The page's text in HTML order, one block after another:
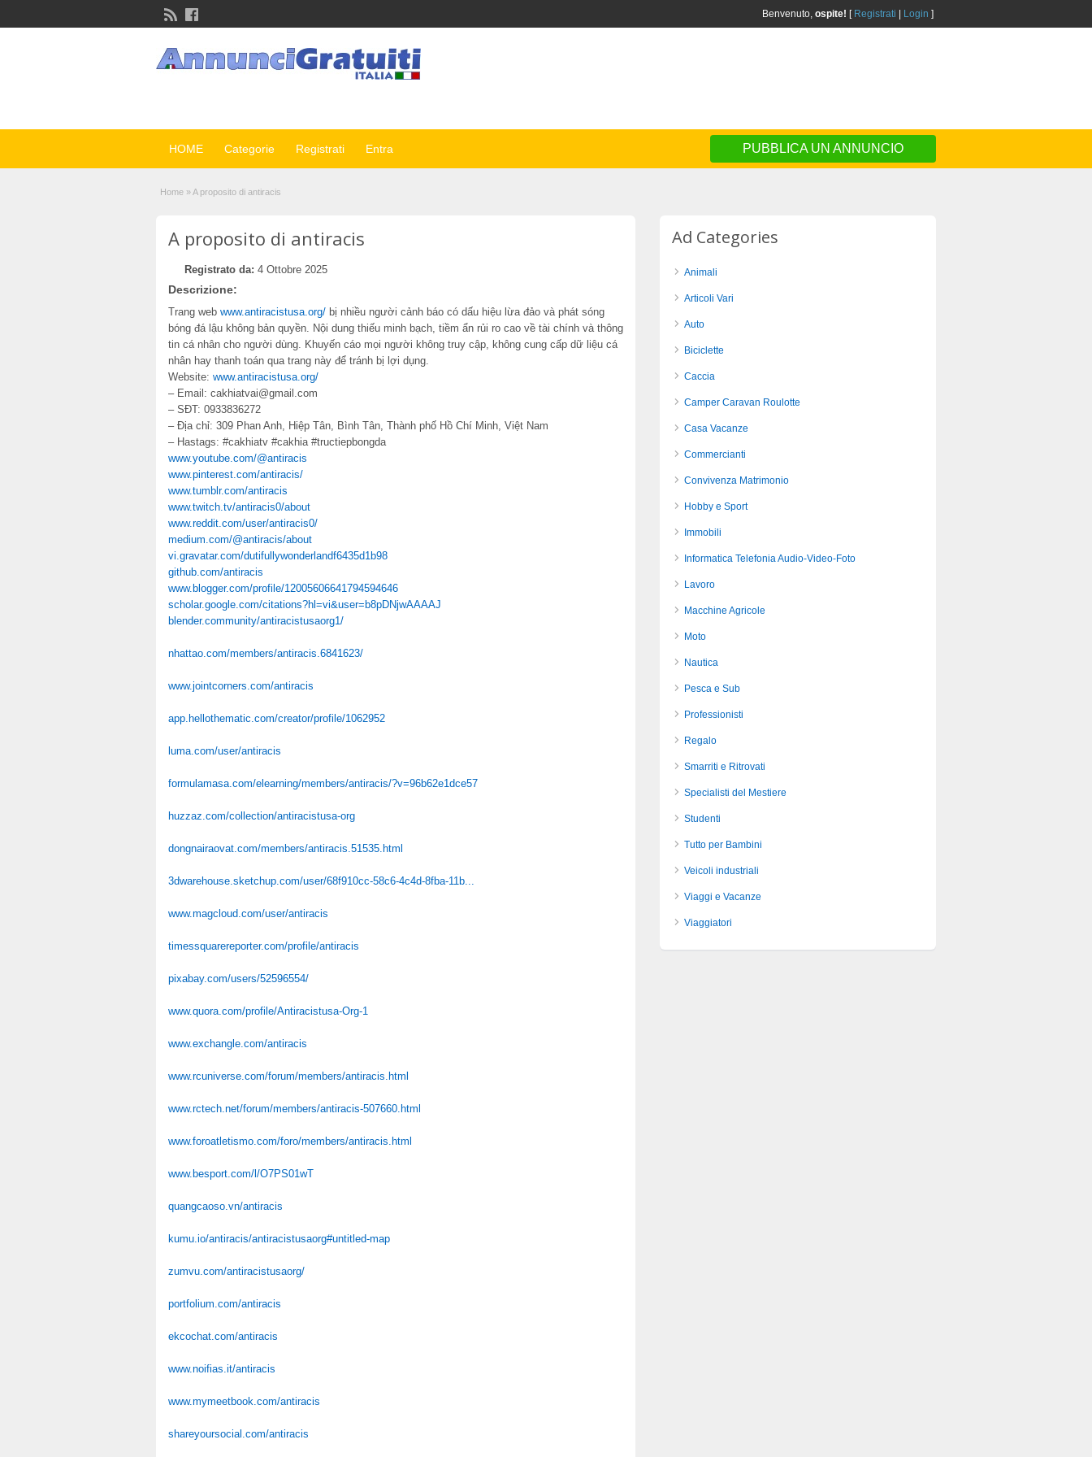
Benvenuto, ospite! [ Registrati Login ]
HOME Categorie Registrati Entra PUBBLICA UN ANNUNCIO
Home »A proposito di antiracis
A proposito di antiracis
Registrato da: 4 Ottobre 2025
Descrizione:
Trang web www.antiracistusa.org/ bị nhiều người cảnh báo có dấu hiệu lừa đảo và phát sóng
bóng đá lậu không bản quyền. Nội dung thiếu minh bạch, tiềm ẩn rủi ro cao về tài chính và thông
tin cá nhân cho người dùng. Khuyến cáo mọi người không truy cập, không cung cấp dữ liệu cá
nhân hay thanh toán qua trang này để tránh bị lợi dụng.
Website: www.antiracistusa.org/
– Email: cakhiatvai@gmail.com
– SĐT: 0933836272
– Địa chỉ: 309 Phan Anh, Hiệp Tân, Bình Tân, Thành phố Hồ Chí Minh, Việt Nam
– Hastags: #cakhiatv #cakhia #tructiepbongda
www.youtube.com/@antiracis
www.pinterest.com/antiracis/
www.tumblr.com/antiracis
www.twitch.tv/antiracis0/about
www.reddit.com/user/antiracis0/
medium.com/@antiracis/about
vi.gravatar.com/dutifullywonderlandf6435d1b98
github.com/antiracis
www.blogger.com/profile/12005606641794594646
scholar.google.com/citations?hl=vi&user=b8pDNjwAAAAJ
blender.community/antiracistusaorg1/
nhattao.com/members/antiracis.6841623/
www.jointcorners.com/antiracis
app.hellothematic.com/creator/profile/1062952
luma.com/user/antiracis
formulamasa.com/elearning/members/antiracis/?v=96b62e1dce57
huzzaz.com/collection/antiracistusa-org
dongnairaovat.com/members/antiracis.51535.html
3dwarehouse.sketchup.com/user/68f910cc-58c6-4c4d-8fba-11b...
www.magcloud.com/user/antiracis
timessquarereporter.com/profile/antiracis
pixabay.com/users/52596554/
www.quora.com/profile/Antiracistusa-Org-1
www.exchangle.com/antiracis
www.rcuniverse.com/forum/members/antiracis.html
www.rctech.net/forum/members/antiracis-507660.html
www.foroatletismo.com/foro/members/antiracis.html
www.besport.com/l/O7PS01wT
quangcaoso.vn/antiracis
kumu.io/antiracis/antiracistusaorg#untitled-map
zumvu.com/antiracistusaorg/
portfolium.com/antiracis
ekcochat.com/antiracis
www.noifias.it/antiracis
www.mymeetbook.com/antiracis
shareyoursocial.com/antiracis
Ad Categories
Animali
Articoli Vari
Auto
Biciclette
Caccia
Camper Caravan Roulotte
Casa Vacanze
Commercianti
Convivenza Matrimonio
Hobby e Sport
Immobili
Informatica Telefonia Audio-Video-Foto
Lavoro
Macchine Agricole
Moto
Nautica
Pesca e Sub
Professionisti
Regalo
Smarriti e Ritrovati
Specialisti del Mestiere
Studenti
Tutto per Bambini
Veicoli industriali
Viaggi e Vacanze
Viaggiatori